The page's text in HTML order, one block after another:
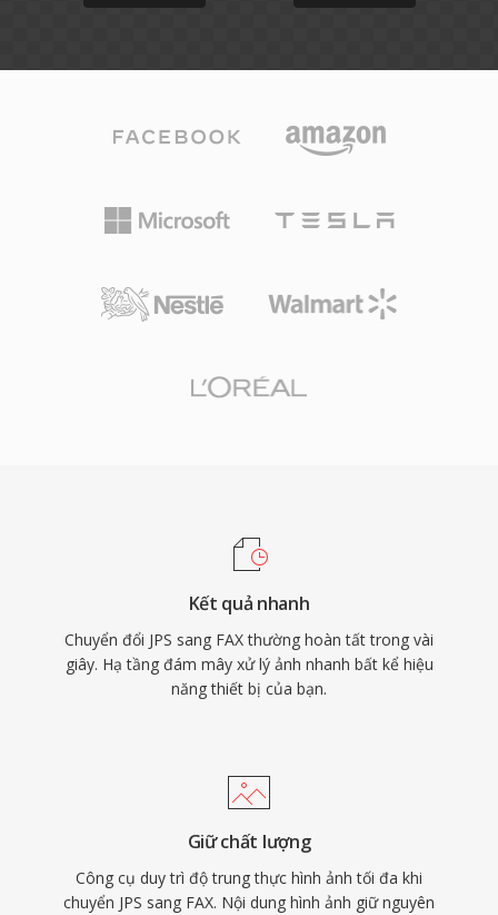
Kết quả nhanh
Chuyển đổi JPS sang FAX thường hoàn tất trong vài
giây. Hạ tầng đám mây xử lý ảnh nhanh bất kể hiệu
năng thiết bị của bạn.
Giữ chất lượng
Công cụ duy trì độ trung thực hình ảnh tối đa khi
chuyển JPS sang FAX. Nội dung hình ảnh giữ nguyên